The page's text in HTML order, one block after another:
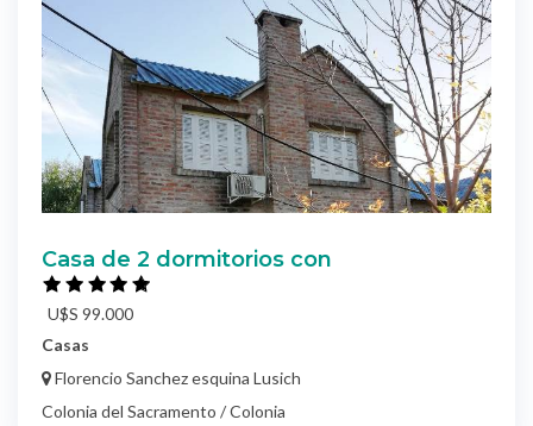
Casa de 2 dormitorios con
U$S 99.000
Casas
Florencio Sanchez esquina Lusich
Colonia del Sacramento / Colonia